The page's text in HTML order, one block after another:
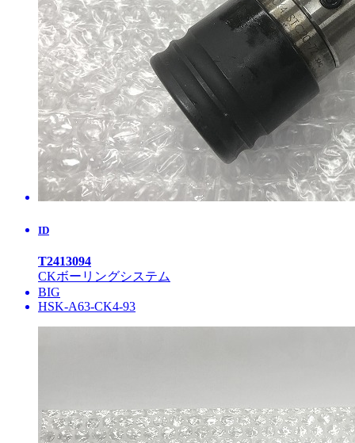
ID
T2413094
CKボーリングシステム
BIG
HSK-A63-CK4-93